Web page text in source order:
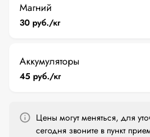
Магний
30 руб./кг
Аккумуляторы
45 руб./кг
Цены могут меняться, для
сегодня звоните в пункт